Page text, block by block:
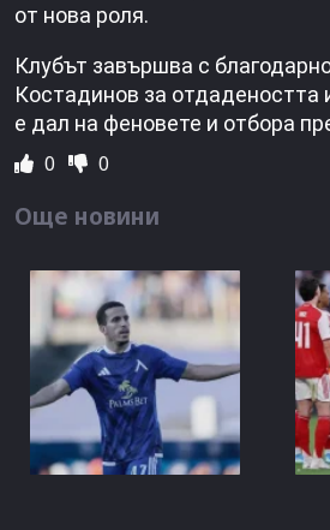
от нова роля.
Клубът завършва с
Костадинов за отдадеността
е дал на феновете и отбора
0 0
Още новини